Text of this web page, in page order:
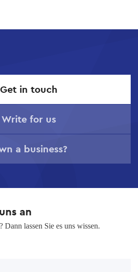
Get in touch
Write for us
a business?
an
Dann lassen Sie es uns wissen.